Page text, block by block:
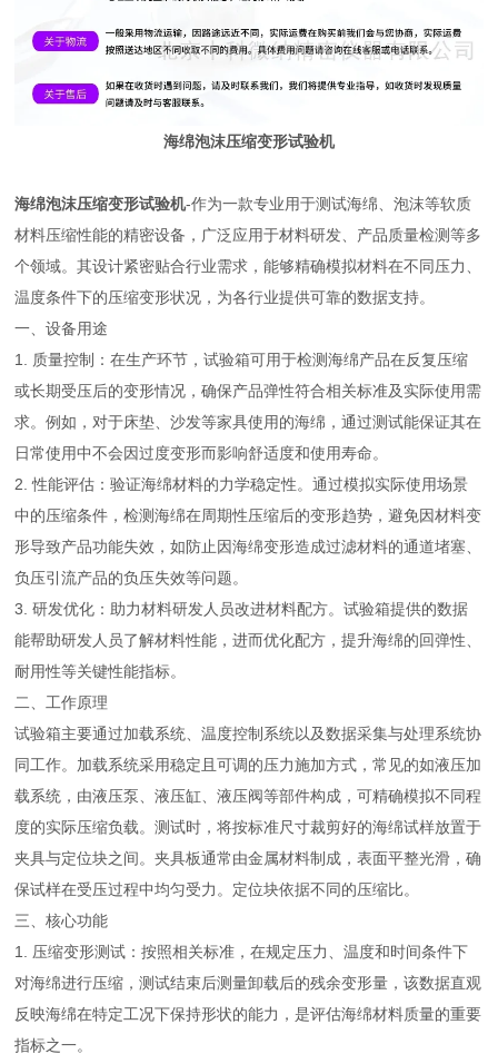
海绵泡沫压缩变形试验机
海绵泡沫压缩变形试验机-作为一款专业用于测试海绵、泡沫等软质
材料压缩性能的精密设备，广泛应用于材料研发、产品质量检测等多
个领域。其设计紧密贴合行业需求，能够精确模拟材料在不同压力、
温度条件下的压缩变形状况，为各行业提供可靠的数据支持。
一、设备用途
1. 质量控制：在生产环节，试验箱可用于检测海绵产品在反复压缩
或长期受压后的变形情况，确保产品弹性符合相关标准及实际使用需
求。例如，对于床垫、沙发等家具使用的海绵，通过测试能保证其在
日常使用中不会因过度变形而影响舒适度和使用寿命。
2. 性能评估：验证海绵材料的力学稳定性。通过模拟实际使用场景
中的压缩条件，检测海绵在周期性压缩后的变形趋势，避免因材料变
形导致产品功能失效，如防止因海绵变形造成过滤材料的通道堵塞、
负压引流产品的负压失效等问题。
3. 研发优化：助力材料研发人员改进材料配方。试验箱提供的数据
能帮助研发人员了解材料性能，进而优化配方，提升海绵的回弹性、
耐用性等关键性能指标。
二、工作原理
试验箱主要通过加载系统、温度控制系统以及数据采集与处理系统协
同工作。加载系统采用稳定且可调的压力施加方式，常见的如液压加
载系统，由液压泵、液压缸、液压阀等部件构成，可精确模拟不同程
度的实际压缩负载。测试时，将按标准尺寸裁剪好的海绵试样放置于
夹具与定位块之间。夹具板通常由金属材料制成，表面平整光滑，确
保试样在受压过程中均匀受力。定位块依据不同的压缩比。
三、核心功能
1. 压缩变形测试：按照相关标准，在规定压力、温度和时间条件下
对海绵进行压缩，测试结束后测量卸载后的残余变形量，该数据直观
反映海绵在特定工况下保持形状的能力，是评估海绵材料质量的重要
指标之一。